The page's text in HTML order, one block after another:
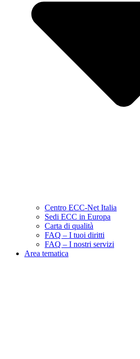
Centro ECC-Net Italia
Sedi ECC in Europa
Carta di qualità
FAQ – I tuoi diritti
FAQ – I nostri servizi
Area tematica